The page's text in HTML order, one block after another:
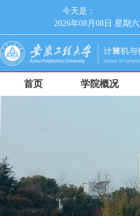
今天是：
2026年08月08日 星期六
首页 学院概况